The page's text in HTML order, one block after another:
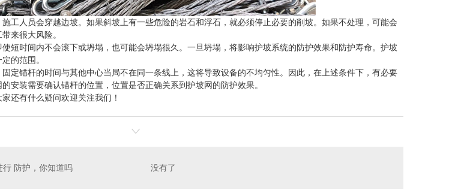
钢筋网片厂家
施工人员会穿越边坡。如果斜坡上有一些危险的岩石和浮石，就必须停止必要的削坡。如果不处理，可能会
来很大风险。
短时间内不会滚下或坍塌，也可能会坍塌很久。一旦坍塌，将影响护坡系统的防护效果和防护寿命。护坡
的范围。
定锚杆的时间与其他中心当局不在同一条线上，这将导致设备的不均匀性。因此，在上述条件下，有必要
安装需要确认锚杆的位置，位置是否正确关系到护坡网的防护效果。
还有什么疑问欢迎关注我们！
行 防护，你知道吗 没有了